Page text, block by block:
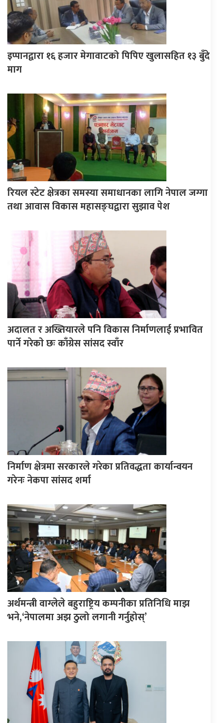
इप्पानद्वारा १६ हजार मेगावाटको पिपिए खुलासहित १३ बुँदे
माग
रियल स्टेट क्षेत्रका समस्या समाधानका लागि नेपाल जग्गा
तथा आवास विकास महासङ्घद्वारा सुझाव पेश
अदालत र अख्तियारले पनि विकास निर्माणलाई प्रभावित
पार्ने गरेकाे छः काँग्रेस सांसद स्वाँर
निर्माण क्षेत्रमा सरकारले गरेका प्रतिवद्धता कार्यान्वयन
गरेनः नेकपा सांसद शर्मा
अर्थमन्त्री वाग्लेले बहुराष्ट्रिय कम्पनीका प्रतिनिधि माझ
भने,‘नेपालमा अझ ठुलो लगानी गर्नुहोस्’